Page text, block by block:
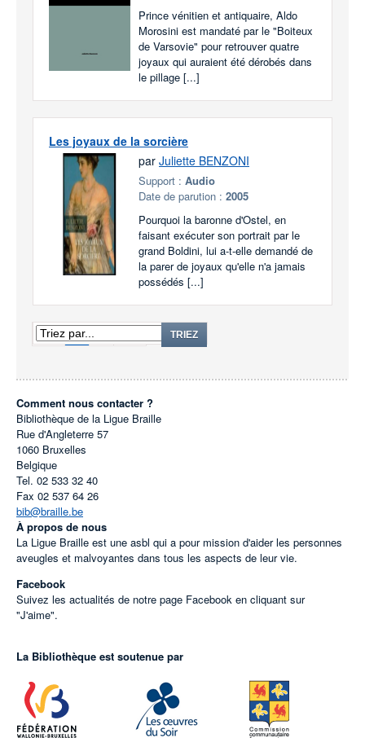
Prince vénitien et antiquaire, Aldo
Morosini est mandaté par le "Boiteux
de Varsovie" pour retrouver quatre
joyaux qui auraient été dérobés dans
le pillage [...]
Les joyaux de la sorcière
par Juliette BENZONI
Support : Audio
Date de parution : 2005
Pourquoi la baronne d'Ostel, en
faisant exécuter son portrait par le
grand Boldini, lui a-t-elle demandé de
la parer de joyaux qu'elle n'a jamais
possédés [...]
1 TRIEZ
Comment nous contacter ?
Bibliothèque de la Ligue Braille
Rue d'Angleterre 57
1060 Bruxelles
Belgique
Tel. 02 533 32 40
Fax 02 537 64 26
bib@braille.be
À propos de nous
La Ligue Braille est une asbl qui a pour mission d'aider les personnes
aveugles et malvoyantes dans tous les aspects de leur vie.
Facebook
Suivez les actualités de notre page Facebook en cliquant sur
"J'aime".
La Bibliothèque est soutenue par